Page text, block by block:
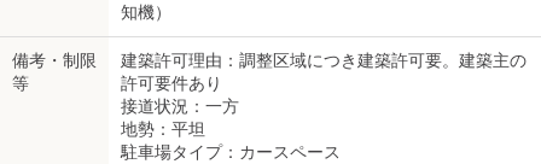
知機）
備考・制限
等
建築許可理由：調整区域につき建築許可要。建築主の
許可要件あり
接道状況：一方
地勢：平坦
駐車場タイプ：カースペース